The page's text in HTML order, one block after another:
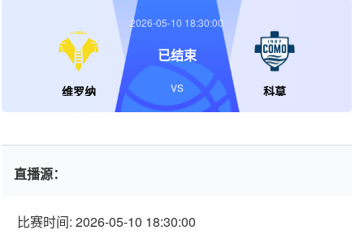
维罗纳 科莫
2026-05-10 18:30:00
已结束
VS
直播源：
比赛时间: 2026-05-10 18:30:00